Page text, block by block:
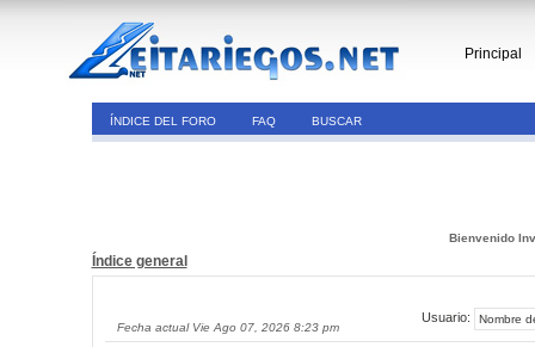
Principal
ÍNDICE DEL FORO FAQ BUSCAR
Bienvenido
Índice general
Fecha actual Vie Ago 07, 2026 8:23 pm
Usuario: